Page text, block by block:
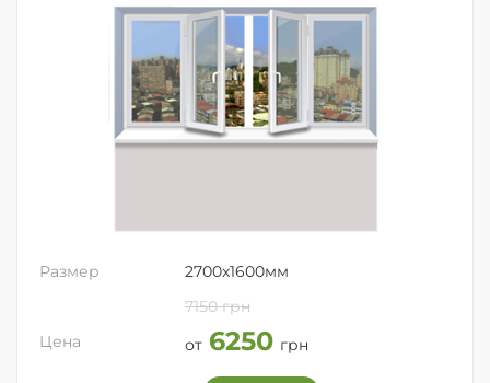
Размер
2700x1600мм
7150 грн
Цена
от 6250 грн